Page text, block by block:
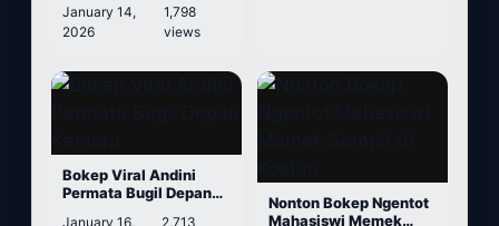
January 14,
2026
1,798
views
Bokep Viral Andini
Permata Bugil Depan
January 16,
2,713
Nonton Bokep Ngentot
Mahasiswi Memek